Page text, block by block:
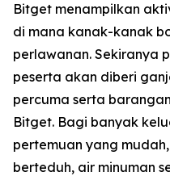
Bitget menampilkan
di mana kanak-kanak
perlawanan. Sekiranya
peserta akan diberi
percuma serta
Bitget. Bagi banyak
pertemuan yang
berteduh, air minuman